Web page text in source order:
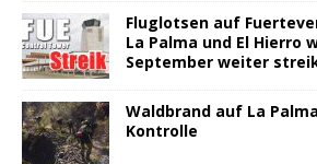
Fluglotsen auf
La Palma und El Hierro
September weiter
Waldbrand auf La
Kontrolle